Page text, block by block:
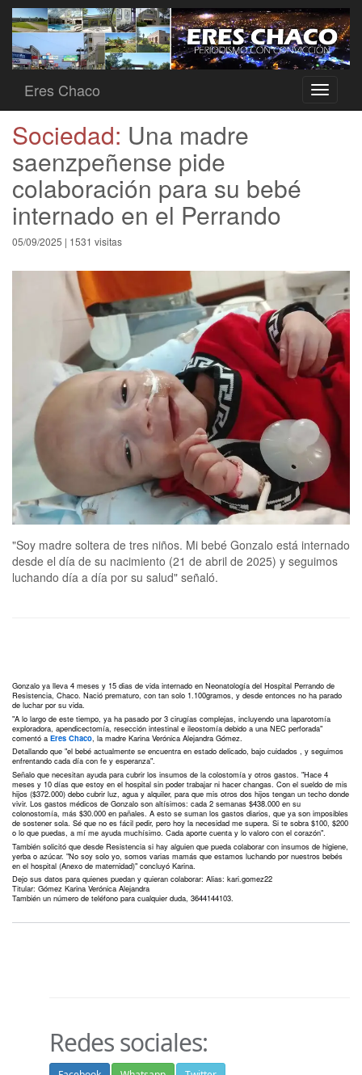
Toggle
Eres Chaco
Sociedad: Una madre
saenzpeñense pide
colaboración para su bebé
internado en el Perrando
05/09/2025 | 1531 visitas
"Soy madre soltera de tres niños. Mi bebé Gonzalo está internado
desde el día de su nacimiento (21 de abril de 2025) y seguimos
luchando día a día por su salud" señaló.
Gonzalo ya lleva 4 meses y 15 dias de vida internado en Neonatología del Hospital Perrando de
Resistencia, Chaco. Nació prematuro, con tan solo 1.100gramos, y desde entonces no ha parado
de luchar por su vida.
"A lo largo de este tiempo, ya ha pasado por 3 cirugías complejas, incluyendo una laparotomía
exploradora, apendicectomía, resección intestinal e ileostomía debido a una NEC perforada"
comentó a Eres Chaco , la madre Karina Verónica Alejandra Gómez.
Detallando que "el bebé actualmente se encuentra en estado delicado, bajo cuidados , y seguimos
enfrentando cada día con fe y esperanza".
Señalo que necesitan ayuda para cubrir los insumos de la colostomía y otros gastos. "Hace 4
meses y 10 días que estoy en el hospital sin poder trabajar ni hacer changas. Con el sueldo de mis
hijos ($372.000) debo cubrir luz, agua y alquiler, para que mis otros dos hijos tengan un techo donde
vivir. Los gastos médicos de Gonzalo son altísimos: cada 2 semanas $438.000 en su
colonostomía, más $30.000 en pañales. A esto se suman los gastos diarios, que ya son imposibles
de sostener sola. Sé que no es fácil pedir, pero hoy la necesidad me supera. Si te sobra $100, $200
o lo que puedas, a mí me ayuda muchísimo. Cada aporte cuenta y lo valoro con el corazón".
También solicitó que desde Resistencia si hay alguien que pueda colaborar con insumos de higiene,
yerba o azúcar. "No soy solo yo, somos varias mamás que estamos luchando por nuestros bebés
en el hospital (Anexo de maternidad)" concluyó Karina.
Dejo sus datos para quienes puedan y quieran colaborar: Alias: kari.gomez22
Titular: Gómez Karina Verónica Alejandra
También un número de teléfono para cualquier duda, 3644144103.
Redes sociales: